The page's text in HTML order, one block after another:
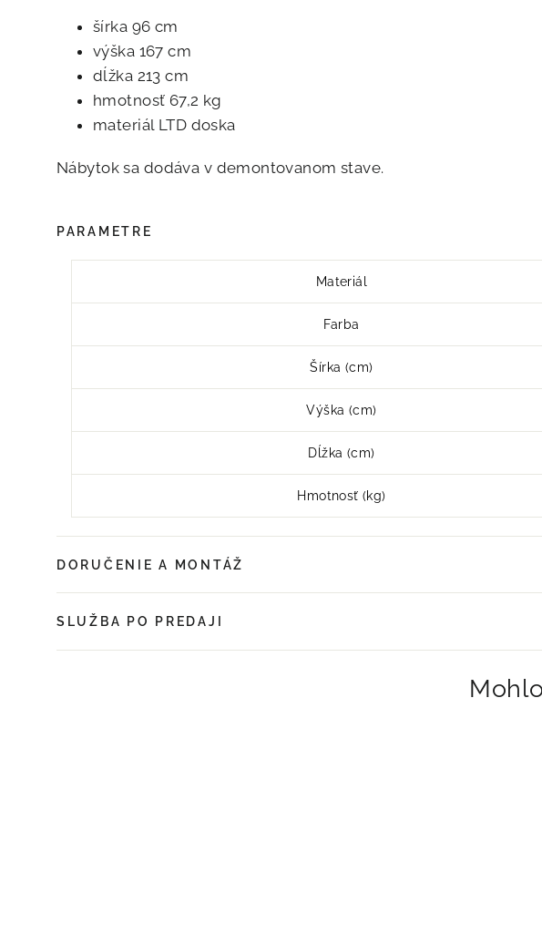
šírka 96 cm
výška 167 cm
dĺžka 213 cm
hmotnosť 67,2 kg
materiál LTD doska
Nábytok sa dodáva v demontovanom stave.
PARAMETRE
Materiál
Farba
Šírka (cm)
Výška (cm)
Dĺžka (cm)
Hmotnosť (kg)
DORUČENIE A MONTÁŽ
SLUŽBA PO PREDAJI